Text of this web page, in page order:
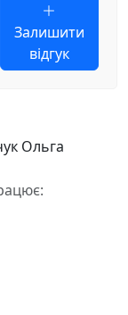
Залишити
відгук
Ольга